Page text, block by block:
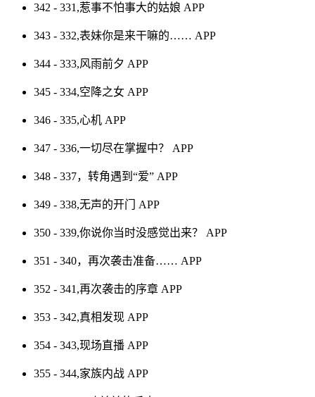
342 - 331,惹事不怕事大的姑娘 APP
343 - 332,表妹你是来干嘛的…… APP
344 - 333,风雨前夕 APP
345 - 334,空降之女 APP
346 - 335,心机 APP
347 - 336,一切尽在掌握中？ APP
348 - 337，转角遇到“爱” APP
349 - 338,无声的开门 APP
350 - 339,你说你当时没感觉出来？ APP
351 - 340，再次袭击准备…… APP
352 - 341,再次袭击的序章 APP
353 - 342,真相发现 APP
354 - 343,现场直播 APP
355 - 344,家族内战 APP